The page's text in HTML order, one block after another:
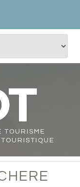
TOURISME